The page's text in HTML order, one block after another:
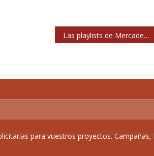
Las playlists de Mercadeo Pop en Spotify
para vuestros proyectos. Campañas,